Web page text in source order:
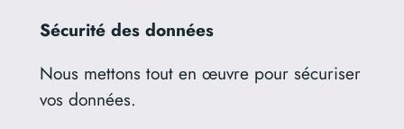
Sécurité des données
Nous mettons tout en œuvre pour sécuriser
vos données.